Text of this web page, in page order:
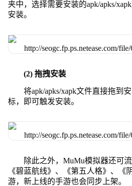
夹中，选择需要安装的apk/apks/
安装。
(2) 拖拽安装
将apk/apks/xapk文件直接拖到
标，即可触发安装。
除此之外，MuMu模拟器还可
《碧蓝航线》、《第五人格》、《
游，新上线的手游也会同步上架。